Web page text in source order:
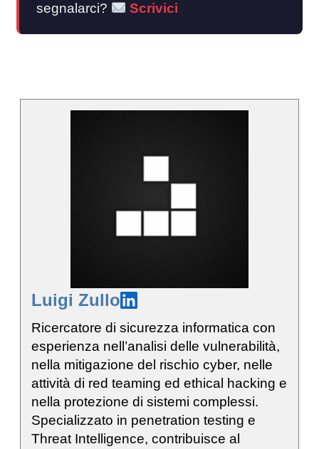
segnalarci?
Scrivici
Luigi Zullo
Ricercatore di sicurezza informatica con
esperienza nell’analisi delle vulnerabilità,
nella mitigazione del rischio cyber, nelle
attività di red teaming ed ethical hacking e
nella protezione di sistemi complessi.
Specializzato in penetration testing e
Threat Intelligence, contribuisce al